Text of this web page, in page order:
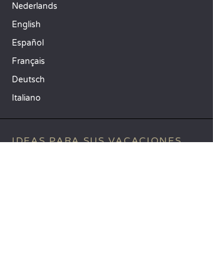
Nederlands
English
Español
Français
Deutsch
Italiano
IDEAS PARA SUS VACACIONES